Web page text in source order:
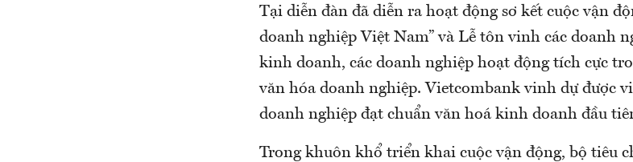
Tại diễn đàn đã diễn ra hoạt động sơ kết cuộc vận
doanh nghiệp Việt Nam” và Lễ tôn vinh các doanh
kinh doanh, các doanh nghiệp hoạt động tích cực
văn hóa doanh nghiệp. Vietcombank vinh dự được
doanh nghiệp đạt chuẩn văn hoá kinh doanh đầu
Trong khuôn khổ triển khai cuộc vận động, bộ tiêu